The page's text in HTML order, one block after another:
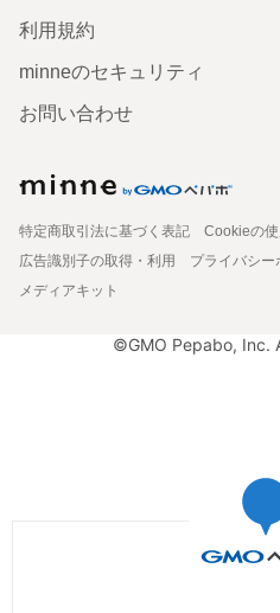
利用規約
minneのセキュリティ
お問い合わせ
特定商取引法に基づく表記
Cookieの
広告識別子の取得・利用
プライバシー
メディアキット
©GMO Pepabo, Inc.